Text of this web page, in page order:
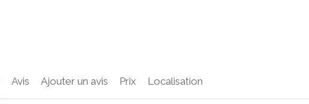
Avis Ajouter un avis Prix Localisation